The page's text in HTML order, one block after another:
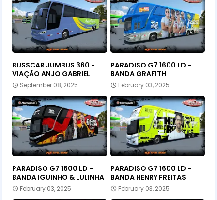
BUSSCAR JUMBUS 360 -
VIAÇÃO ANJO GABRIEL
September 08, 2025
PARADISO G7 1600 LD -
BANDA GRAFITH
February 03, 2025
PARADISO G7 1600 LD -
BANDA IGUINHO & LULINHA
February 03, 2025
PARADISO G7 1600 LD -
BANDA HENRY FREITAS
February 03, 2025